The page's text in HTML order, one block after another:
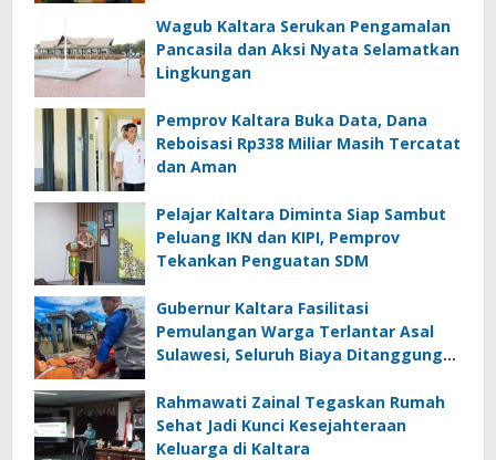
Wagub Kaltara Serukan Pengamalan
Pancasila dan Aksi Nyata Selamatkan
Lingkungan
Pemprov Kaltara Buka Data, Dana
Reboisasi Rp338 Miliar Masih Tercatat
dan Aman
Pelajar Kaltara Diminta Siap Sambut
Peluang IKN dan KIPI, Pemprov
Tekankan Penguatan SDM
Gubernur Kaltara Fasilitasi
Pemulangan Warga Terlantar Asal
Sulawesi, Seluruh Biaya Ditanggung
Rahmawati Zainal Tegaskan Rumah
Sehat Jadi Kunci Kesejahteraan
Keluarga di Kaltara